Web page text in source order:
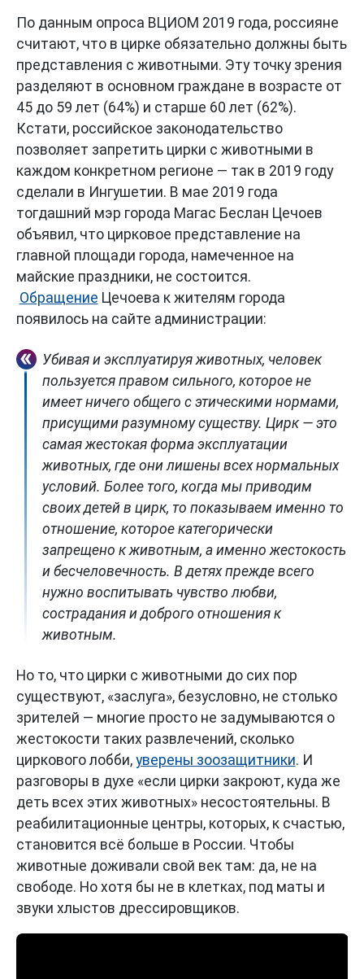
По данным опроса ВЦИОМ 2019 года, россияне
считают, что в цирке обязательно должны быть
представления с животными. Эту точку зрения
разделяют в основном граждане в возрасте от
45 до 59 лет (64%) и старше 60 лет (62%).
Кстати, российское законодательство
позволяет запретить цирки с животными в
каждом конкретном регионе — так в 2019 году
сделали в Ингушетии. В мае 2019 года
тогдашний мэр города Магас Беслан Цечоев
объявил, что цирковое представление на
главной площади города, намеченное на
майские праздники, не состоится.
Обращение Цечоева к жителям города
появилось на сайте администрации:
Убивая и эксплуатируя животных, человек
пользуется правом сильного, которое не
имеет ничего общего с этическими нормами,
присущими разумному существу. Цирк — это
самая жестокая форма эксплуатации
животных, где они лишены всех нормальных
условий. Более того, когда мы приводим
своих детей в цирк, то показываем именно то
отношение, которое категорически
запрещено к животным, а именно жестокость
и бесчеловечность. В детях прежде всего
нужно воспитывать чувство любви,
сострадания и доброго отношения к
животным.
Но то, что цирки с животными до сих пор
существуют, «заслуга», безусловно, не столько
зрителей — многие просто не задумываются о
жестокости таких развлечений, сколько
циркового лобби, уверены зоозащитники. И
разговоры в духе «если цирки закроют, куда же
деть всех этих животных» несостоятельны. В
реабилитационные центры, которых, к счастью,
становится всё больше в России. Чтобы
животные доживали свой век там: да, не на
свободе. Но хотя бы не в клетках, под маты и
звуки хлыстов дрессировщиков.